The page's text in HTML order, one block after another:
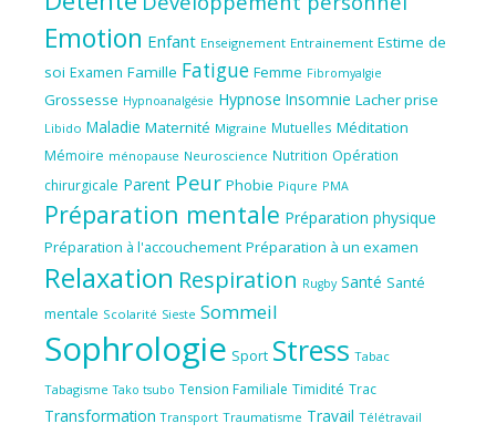
Emotion Enfant Enseignement Entrainement Estime de
soi Examen Famille Fatigue Femme Fibromyalgie
Grossesse Hypnoanalgésie Hypnose Insomnie Lacher prise
Libido Maladie Maternité Migraine Mutuelles Méditation
Mémoire ménopause Neuroscience Nutrition Opération
chirurgicale Parent Peur Phobie Piqure PMA
Préparation mentale Préparation physique
Préparation à l'accouchement Préparation à un examen
Relaxation Respiration Rugby Santé Santé
mentale Scolarité Sieste Sommeil
Sophrologie Sport Stress Tabac
Tabagisme Tako tsubo Tension Familiale Timidité Trac
Transformation Transport Traumatisme Travail Télétravail